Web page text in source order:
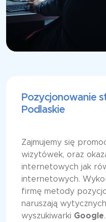
Pozycjonowanie
Podlaskie
Zajmujemy się
wizytówek, oraz
internetowych jak
internetowych.
firmę metody
naruszają
wyszukiwarki Google